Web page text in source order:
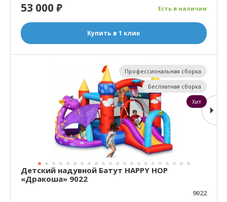
Есть в наличии
53 000₽
Купить в 1 клик
Детский надувной Батут HAPPY HOP
«Дракоша» 9022
9022
Профессиональная сборка
Бесплатная сборка
Хит